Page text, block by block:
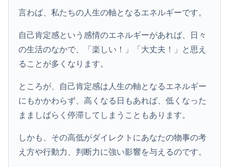
言わば、私たちの人生の軸となるエネルギーです。
自己肯定感という感情のエネルギーがあれば、日々
の生活のなかで、「楽しい！」「大丈夫！」と思え
ることが多くなります。
ところが、自己肯定感は人生の軸となるエネルギー
にもかかわらず、高くなる日もあれば、低くなった
まましばらく停滞してしまうこともあります。
しかも、その高低がダイレクトにあなたの物事の考
え方や行動力、判断力に強い影響を与えるのです。